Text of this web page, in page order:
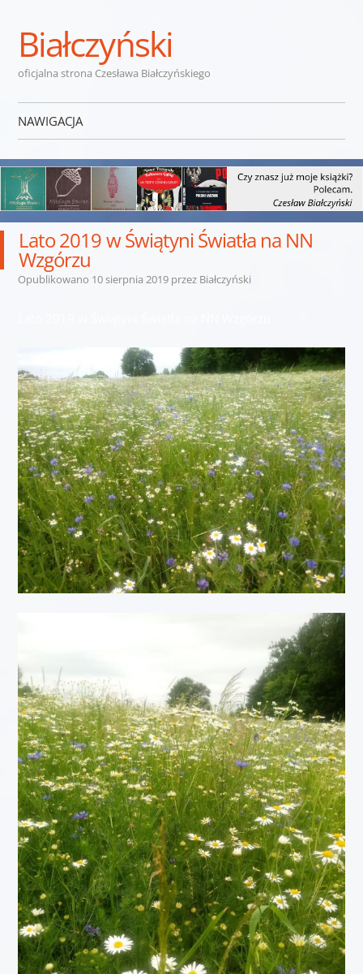
Białczyński
oficjalna strona Czesława Białczyńskiego
NAWIGACJA
Lato 2019 w Świątyni Światła na NN
Wzgórzu
Opublikowano 10 sierpnia 2019przez Białczyński